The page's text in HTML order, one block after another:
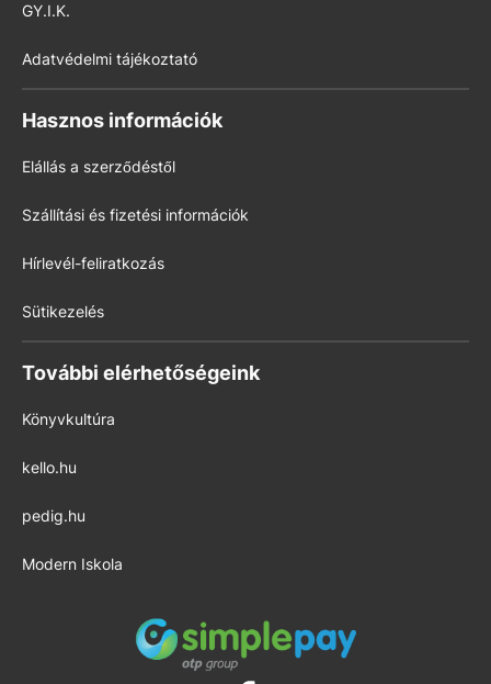
GY.I.K.
Adatvédelmi tájékoztató
Hasznos információk
Elállás a szerződéstől
Szállítási és fizetési információk
Hírlevél-feliratkozás
Sütikezelés
További elérhetőségeink
Könyvkultúra
kello.hu
pedig.hu
Modern Iskola